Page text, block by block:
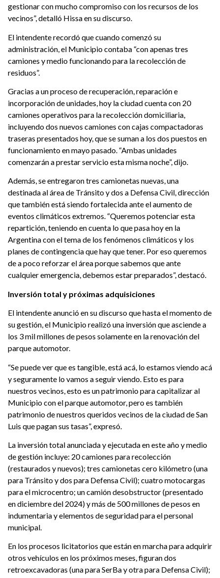
gestionar con mucho compromiso con los recursos de los
vecinos”, detalló Hissa en su discurso.
El intendente recordó que cuando comenzó su
administración, el Municipio contaba “con apenas tres
camiones y medio funcionando para la recolección de
residuos”.
Gracias a un proceso de recuperación, reparación e
incorporación de unidades, hoy laciudadcuenta con 20
camiones operativos para la recolección domiciliaria,
incluyendo dos nuevos camiones con cajas compactadoras
traseras presentados hoy, que se suman a los dos puestos en
funcionamiento en mayo pasado. “Ambas unidades
comenzarán a prestar servicio esta misma noche”, dijo.
Además, se entregaron tres camionetas nuevas, una
destinada al área de Tránsito y dos a Defensa Civil, dirección
que también está siendo fortalecida ante el aumento de
eventos climáticos extremos. “Queremos potenciar esta
repartición, teniendo en cuenta lo que pasa hoy en la
Argentina con el tema de los fenómenos climáticos y los
planes de contingencia que hay que tener. Por eso queremos
de a poco reforzar el área porque sabemos que ante
cualquier emergencia, debemos estar preparados”, destacó.
Inversión total y próximas adquisiciones
El intendente anunció en su discurso que hasta el momento de
su gestión, el Municipio realizó una inversión que asciende a
los 3 mil millones de pesos solamente en la renovación del
parque automotor.
“Se puede ver que es tangible, está acá, lo estamos viendo acá
y seguramente lo vamos a seguir viendo. Esto es para
nuestros vecinos, esto es un patrimonio para capitalizar al
Municipio con el parque automotor, pero es también
patrimonio de nuestros queridos vecinos de la ciudad de San
Luis que pagan sus tasas”, expresó.
La inversión total anunciada y ejecutada en este año y medio
de gestión incluye: 20 camiones para recolección
(restaurados y nuevos); tres camionetas cero kilómetro (una
para Tránsito y dos para Defensa Civil); cuatro motocargas
para el microcentro; un camión desobstructor (presentado
en diciembre del 2024) y más de 500 millones de pesos en
indumentaria y elementos de seguridad para el personal
municipal.
En los procesos licitatorios que están en marcha para adquirir
otros vehículos en los próximos meses, figuran dos
retroexcavadoras (una para SerBa y otra para Defensa Civil);